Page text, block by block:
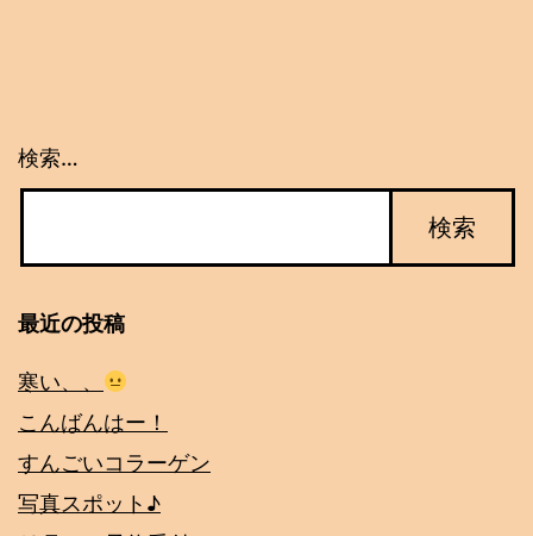
ョ
検索…
最近の投稿
寒い、、
こんばんはー！
すんごいコラーゲン
写真スポット♪